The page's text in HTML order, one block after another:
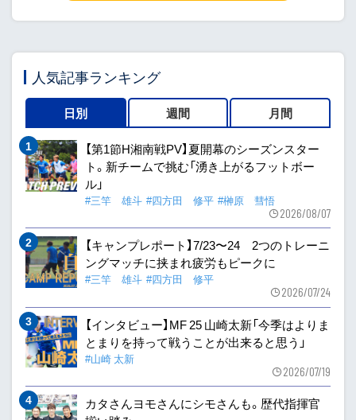
人気記事ランキング
日別 週間 月間
【第1節H湘南戦PV】夏開幕のシーズンスター
ト。新チームで挑む「湧き上がるフットボー
ル」
#三竿 雄斗 #四方田 修平 #榊原 彗悟
2026/08/07
【キャンプレポート】7/23〜24 2つのトレーニ
ングマッチに挟まれ疲労もピークに
#三竿 雄斗 #四方田 修平
2026/07/24
【インタビュー】MF 25 山崎太新「今季はよりま
とまりを持って戦うことが出来ると思う」
#山崎 太新
2026/07/19
カタさんヨモさんにシモさんも。歴代指揮官